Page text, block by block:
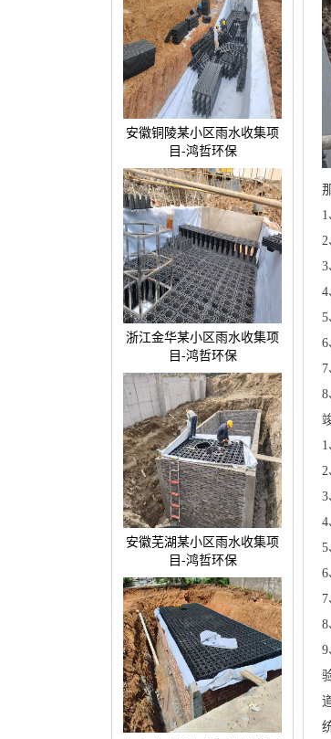
安徽铜陵某小区雨水收集项
目-鸿哲环保
浙江金华某小区雨水收集项
目-鸿哲环保
安徽芜湖某小区雨水收集项
目-鸿哲环保
2
3
4
5
6
8
2
3
4
5
6
8
9